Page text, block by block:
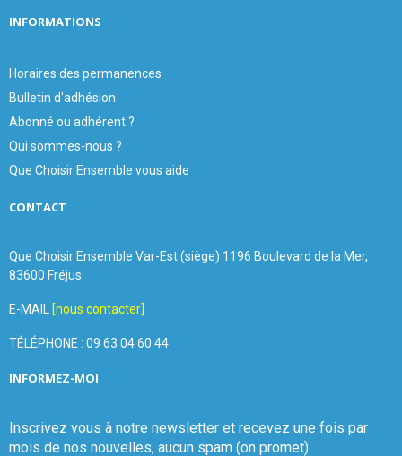
INFORMATIONS
Horaires des permanences
Bulletin d'adhésion
Abonné ou adhérent ?
Qui sommes-nous ?
Que Choisir Ensemble vous aide
CONTACT
Que Choisir Ensemble Var-Est (siège) 1196 Boulevard de la Mer,
83600 Fréjus
E-MAIL [nous contacter]
TÉLÉPHONE : 09 63 04 60 44
INFORMEZ-MOI
Inscrivez vous à notre newsletter et recevez une fois par
mois de nos nouvelles, aucun spam (on promet).